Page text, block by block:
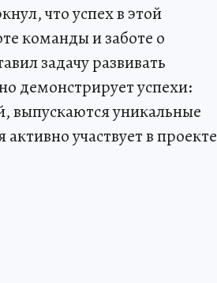
что успех в этой
команды и заботе о
задачу развивать
демонстрирует успехи:
выпускаются уникальные
участвует в проекте